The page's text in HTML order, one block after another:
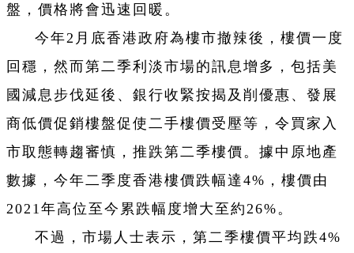
盤，價格將會迅速回暖。
今年2月底香港政府為樓市撤辣後，樓價一度
回穩，然而第二季利淡市場的訊息增多，包括美
國減息步伐延後、銀行收緊按揭及削優惠、發展
商低價促銷樓盤促使二手樓價受壓等，令買家入
市取態轉趨審慎，推跌第二季樓價。據中原地產
數據，今年二季度香港樓價跌幅達4%，樓價由
2021年高位至今累跌幅度增大至約26%。
不過，市場人士表示，第二季樓價平均跌4%